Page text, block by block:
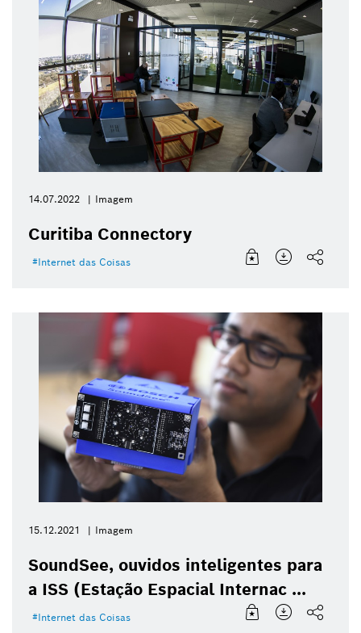
14.07.2022 Imagem
Curitiba Connectory
Internet das Coisas
15.12.2021 Imagem
SoundSee, ouvidos inteligentes para
a ISS (Estação Espacial Internac ...
Internet das Coisas